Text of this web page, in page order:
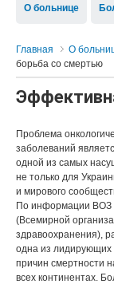
О больнице
Главная О
борьба со смертью
Проблема
заболеваний
одной из самых
не только для
и мирового
По информации ВОЗ
(Всемирной
здравоохранения),
одна из лидирующих
причин смертности
всех континентах.